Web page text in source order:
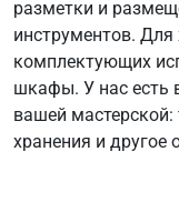
разметки и
инструментов. Для
комплектующих
шкафы. У нас есть
вашей
хранения и другое